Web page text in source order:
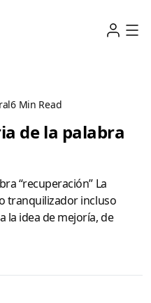
6 Min Read
de la palabra
“recuperación” La
tranquilizador incluso
la idea de mejoría, de